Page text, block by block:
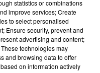
MOI L'ANNÉE
EN...
statistics or combinations
improve services; Create
to select personalised
Ensure security, prevent and
advertising and content;
technologies may
and browsing data to offer
on information actively